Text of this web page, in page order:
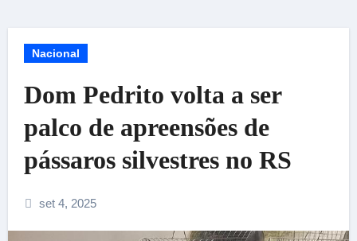
Nacional
Dom Pedrito volta a ser
palco de apreensões de
pássaros silvestres no RS
set 4, 2025